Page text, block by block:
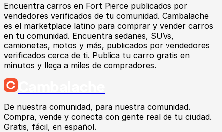
Encuentra carros en Fort Pierce publicados por
vendedores verificados de tu comunidad. Cambalache
es el marketplace latino para comprar y vender carros
en tu comunidad. Encuentra sedanes, SUVs,
camionetas, motos y más, publicados por vendedores
verificados cerca de ti. Publica tu carro gratis en
minutos y llega a miles de compradores.
De nuestra comunidad, para nuestra comunidad.
Compra, vende y conecta con gente real de tu ciudad.
Gratis, fácil, en español.